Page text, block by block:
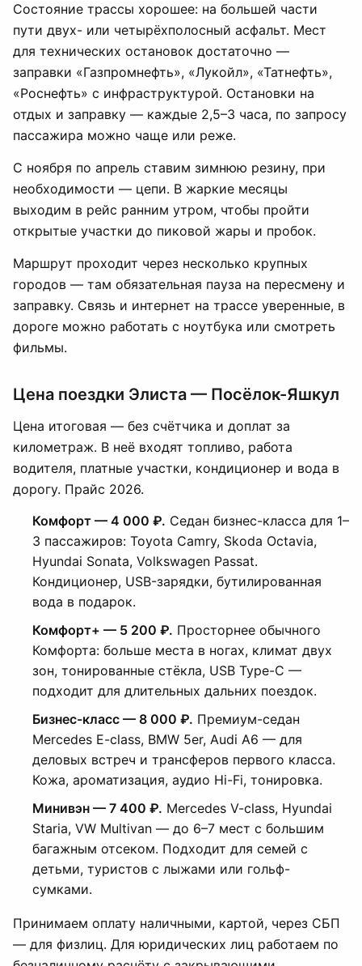
Состояние трассы хорошее: на большей части
пути двух- или четырёхполосный асфальт. Мест
для технических остановок достаточно —
заправки «Газпромнефть», «Лукойл», «Татнефть»,
«Роснефть» с инфраструктурой. Остановки на
отдых и заправку — каждые 2,5–3 часа, по запросу
пассажира можно чаще или реже.
С ноября по апрель ставим зимнюю резину, при
необходимости — цепи. В жаркие месяцы
выходим в рейс ранним утром, чтобы пройти
открытые участки до пиковой жары и пробок.
Маршрут проходит через несколько крупных
городов — там обязательная пауза на пересмену и
заправку. Связь и интернет на трассе уверенные, в
дороге можно работать с ноутбука или смотреть
фильмы.
Цена поездки Элиста — Посёлок-Яшкул
Цена итоговая — без счётчика и доплат за
километраж. В неё входят топливо, работа
водителя, платные участки, кондиционер и вода в
дорогу. Прайс 2026.
Комфорт — 4 000 ₽. Седан бизнес-класса для 1–
3 пассажиров: Toyota Camry, Skoda Octavia,
Hyundai Sonata, Volkswagen Passat.
Кондиционер, USB-зарядки, бутилированная
вода в подарок.
Комфорт+ — 5 200 ₽. Просторнее обычного
Комфорта: больше места в ногах, климат двух
зон, тонированные стёкла, USB Type-C —
подходит для длительных дальних поездок.
Бизнес-класс — 8 000 ₽. Премиум-седан
Mercedes E-class, BMW 5er, Audi A6 — для
деловых встреч и трансферов первого класса.
Кожа, ароматизация, аудио Hi-Fi, тонировка.
Минивэн — 7 400 ₽. Mercedes V-class, Hyundai
Staria, VW Multivan — до 6–7 мест с большим
багажным отсеком. Подходит для семей с
детьми, туристов с лыжами или гольф-
сумками.
Принимаем оплату наличными, картой, через СБП
— для физлиц. Для юридических лиц работаем по